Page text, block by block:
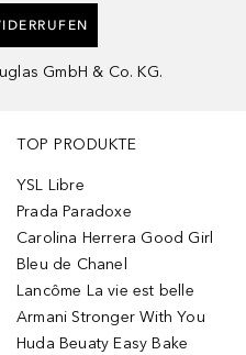
GmbH & Co. KG.
TOP PRODUKTE
YSL Libre
Prada Paradoxe
Carolina Herrera Good Girl
Bleu de Chanel
Lancôme La vie est belle
Armani Stronger With You
Huda Beuaty Easy Bake